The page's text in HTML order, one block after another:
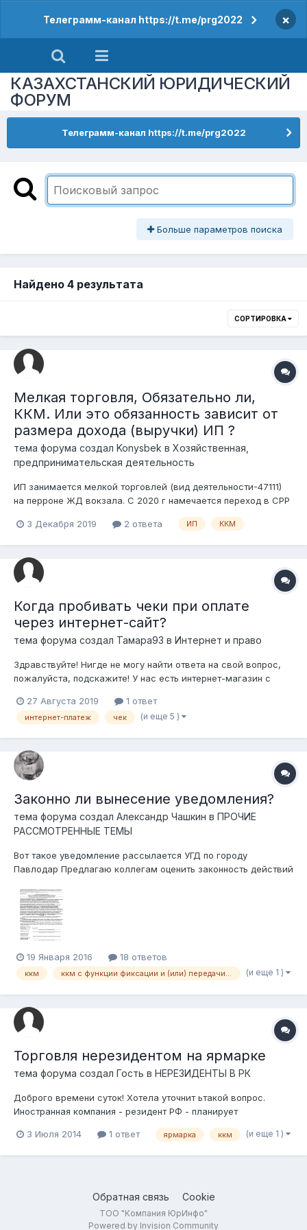
Телеграмм-канал https://t.me/prg2022 ×
КАЗАХСТАНСКИЙ ЮРИДИЧЕСКИЙ
ФОРУМ
Телеграмм-канал https://t.me/prg2022
Больше параметров поиска
Найдено 4 результата
СОРТИРОВКА
Мелкая торговля, Обязательно ли,
ККМ. Или это обязанность зависит от
размера дохода (выручки) ИП ?
тема форума создал Konysbek в Хозяйственная,
предпринимательская деятельность
ИП занимается мелкой торговлей (вид деятельности-47111)
на перроне ЖД вокзала. С 2020 г намечается переход в СРР
месяц в среднем не более 70000-100000 тенге, в основном
ККМ. Или...
3 Декабря 2019 2 ответа ИП ККМ
Когда пробивать чеки при оплате
через интернет-сайт?
тема форума создал Тамара93 в Интернет и право
Здравствуйте! Нигде не могу найти ответа на свой вопрос,
пожалуйста, подскажите! У нас есть интернет-магазин с
денежных средств. Всем известный EPAY от Казком/Халык.
Благодаря этой системе покупатель может сразу выкупить
27 Августа 2019 1 ответ
интернет-платеж чек (и еще 5 )
Законно ли вынесение уведомления?
тема форума создал Александр Чашкин в ПРОЧИЕ
РАССМОТРЕННЫЕ ТЕМЫ
Вот такое уведомление рассылается УГД по городу
Павлодар Предлагаю коллегам оценить законность действий
двум ситуациям налогоплательщиков: Ситуация 1.
Налогоплательщик - парикмахерская с тремя креслами. Есть
ККМ М...
19 Января 2016 18 ответов
ккм ккм с функции фиксации и (или) передачи данных (и еще 1 )
Торговля нерезидентом на ярмарке
тема форума создал Гость в НЕРЕЗИДЕНТЫ В РК
Доброго времени суток! Хотела уточнит ьтакой вопрос.
Иностранная компания - резидент РФ - планирует
Принимать оплату собираются наличными деньгами. Нужно
3 Июля 2014 1 ответ ярмарка ккм (и еще 1 )
Обратная связь Cookie
ТОО "Компания ЮрИнфо"
Powered by Invision Community